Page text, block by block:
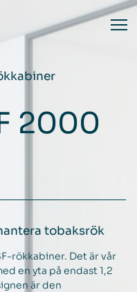
2000
tobaksrök
rökkabiner. Det är vår
en yta på endast 1,2
är den